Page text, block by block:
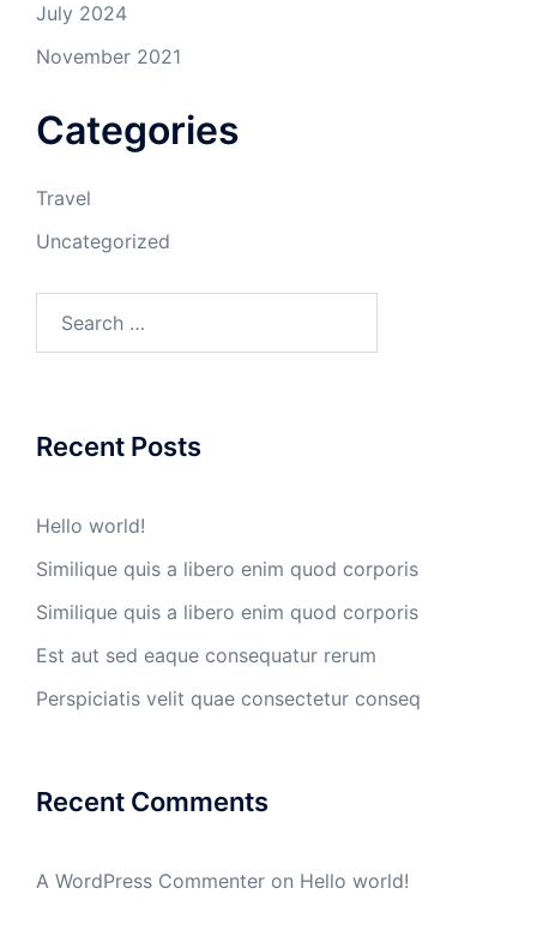
July 2024
November 2021
Categories
Travel
Uncategorized
Recent Posts
Hello world!
Similique quis a libero enim quod corporis
Similique quis a libero enim quod corporis
Est aut sed eaque consequatur rerum
Perspiciatis velit quae consectetur conseq
Recent Comments
A WordPress Commenter on Hello world!